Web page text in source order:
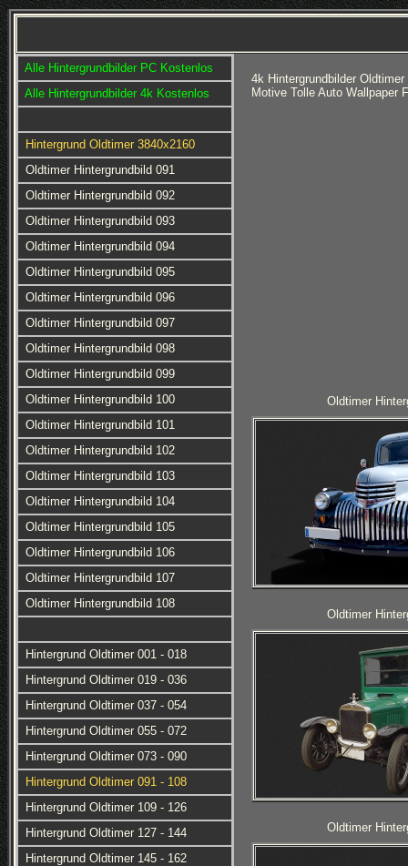
Alle Hintergrundbilder PC Kostenlos
Alle Hintergrundbilder 4k Kostenlos
Hintergrund Oldtimer 3840x2160
Oldtimer Hintergrundbild 091
Oldtimer Hintergrundbild 092
Oldtimer Hintergrundbild 093
Oldtimer Hintergrundbild 094
Oldtimer Hintergrundbild 095
Oldtimer Hintergrundbild 096
Oldtimer Hintergrundbild 097
Oldtimer Hintergrundbild 098
Oldtimer Hintergrundbild 099
Oldtimer Hintergrundbild 100
Oldtimer Hintergrundbild 101
Oldtimer Hintergrundbild 102
Oldtimer Hintergrundbild 103
Oldtimer Hintergrundbild 104
Oldtimer Hintergrundbild 105
Oldtimer Hintergrundbild 106
Oldtimer Hintergrundbild 107
Oldtimer Hintergrundbild 108
Hintergrund Oldtimer 001 - 018
Hintergrund Oldtimer 019 - 036
Hintergrund Oldtimer 037 - 054
Hintergrund Oldtimer 055 - 072
Hintergrund Oldtimer 073 - 090
Hintergrund Oldtimer 091 - 108
Hintergrund Oldtimer 109 - 126
Hintergrund Oldtimer 127 - 144
Hintergrund Oldtimer 145 - 162
4k Hintergrundbilder
Motive Tolle Auto Wallpaper
Oldtimer
Oldtimer
Oldtimer